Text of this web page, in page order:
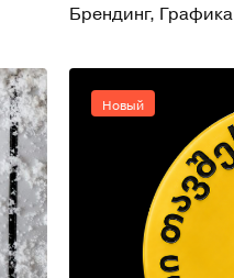
Брендинг, Графика
Новый